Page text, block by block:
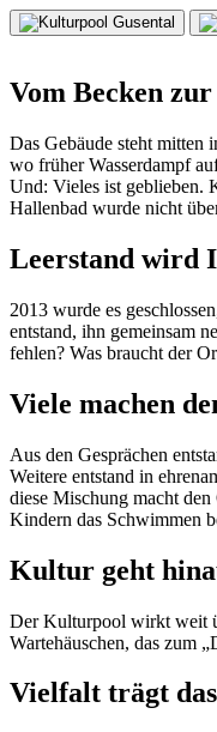
Vom Becken
Das Gebäude steht mitten
wo früher Wasserdampf
Und: Vieles ist geblieben.
Hallenbad wurde nicht
Leerstand wird
2013 wurde es
entstand, ihn gemeinsam
fehlen? Was braucht der
Viele machen
Aus den Gesprächen
Weitere entstand in
diese Mischung macht
Kindern das Schwimmen
Kultur geht
Der Kulturpool wirkt weit
Wartehäuschen, das zum
Vielfalt trägt